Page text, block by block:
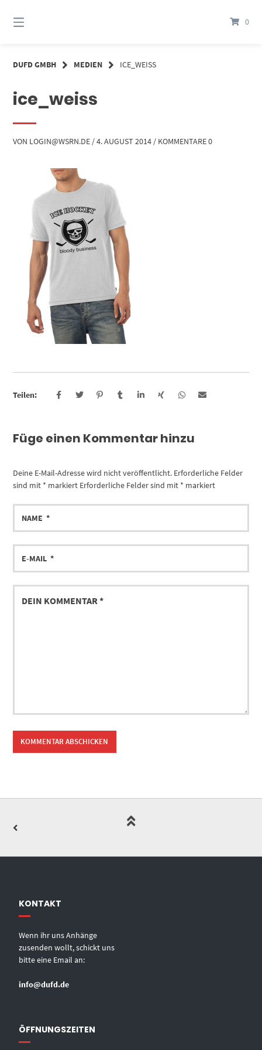
zum
Inhalt
0
DUFD GMBH MEDIEN ICE_WEISS
ice_weiss
VON LOGIN@WSRN.DE /4. AUGUST 2014 / KOMMENTARE 0
Teilen:
Füge einen Kommentar hinzu
Deine E-Mail-Adresse wird nicht veröffentlicht. Erforderliche Felder
sind mit * markiert Erforderliche Felder sind mit * markiert
KONTAKT
Wenn ihr uns Anhänge
zusenden wollt, schickt uns
bitte eine Email an:
info@dufd.de
ÖFFNUNGSZEITEN